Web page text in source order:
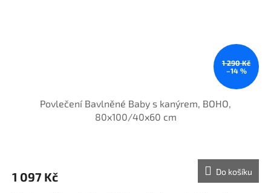
1 290 Kč
–14 %
Povlečení Bavlněné Baby s kanýrem, BOHO,
80x100/40x60 cm
1 097 Kč Do košíku